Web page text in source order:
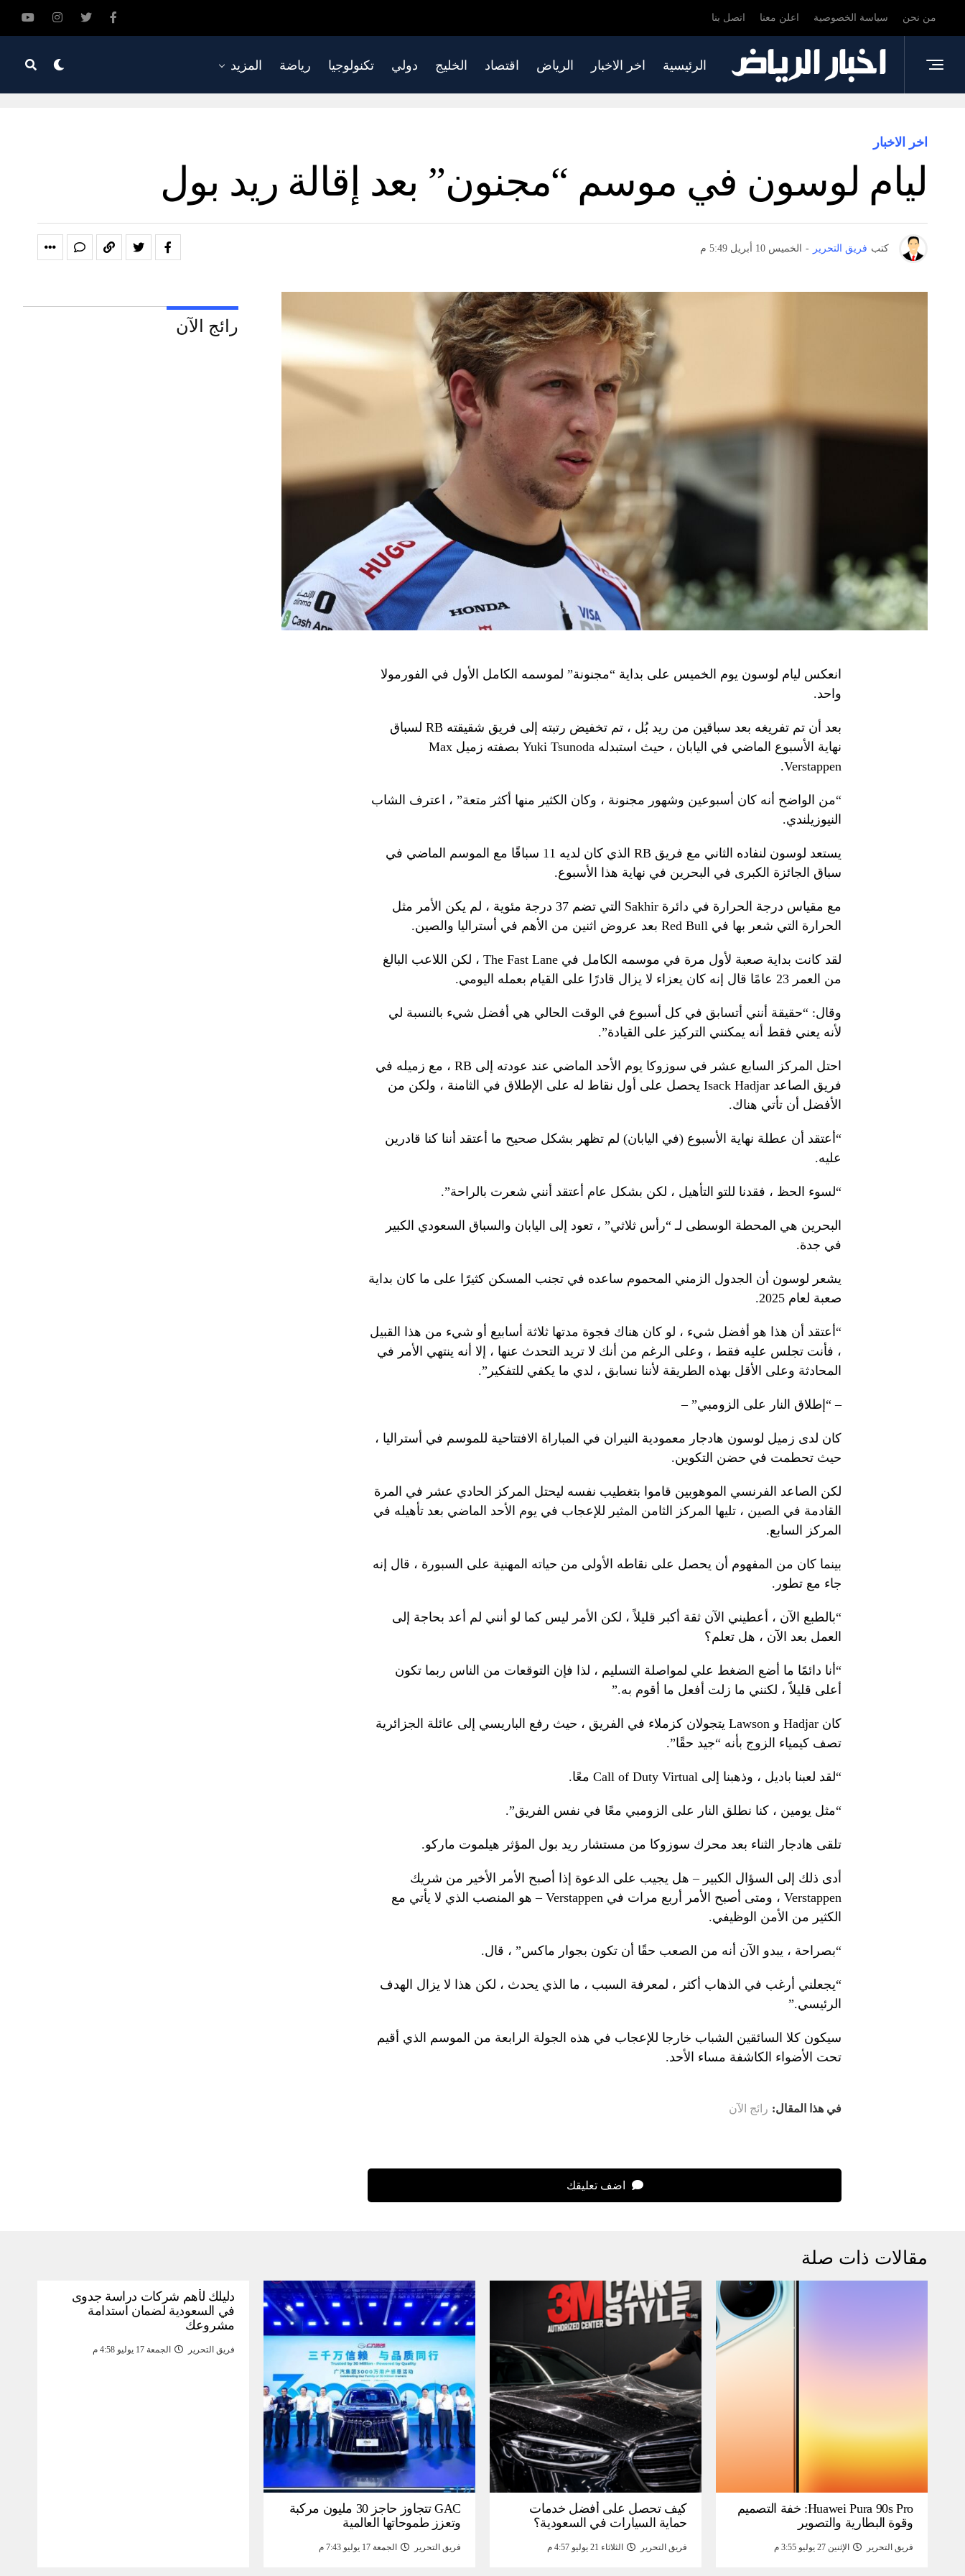
من نحن سياسة الخصوصية اعلن معنا اتصل بنا
الرئيسية اخر الاخبار الرياض اقتصاد الخليج دولي تكنولوجيا رياضة المزيد
اخر الاخبار
ليام لوسون في موسم “مجنون” بعد إقالة ريد بول
كتب فريق التحرير - الخميس 10 أبريل 5:49 م
انعكس ليام لوسون يوم الخميس على بداية “مجنونة” لموسمه الكامل الأول في الفورمولا
واحد.
بعد أن تم تفريغه بعد سباقين من ريد بُل ، تم تخفيض رتبته إلى فريق شقيقته RB لسباق
نهاية الأسبوع الماضي في اليابان ، حيث استبدله Yuki Tsunoda بصفته زميل Max
Verstappen.
“من الواضح أنه كان أسبوعين وشهور مجنونة ، وكان الكثير منها أكثر متعة” ، اعترف الشاب
النيوزيلندي.
يستعد لوسون لنفاده الثاني مع فريق RB الذي كان لديه 11 سباقًا مع الموسم الماضي في
سباق الجائزة الكبرى في البحرين في نهاية هذا الأسبوع.
مع مقياس درجة الحرارة في دائرة Sakhir التي تضم 37 درجة مئوية ، لم يكن الأمر مثل
الحرارة التي شعر بها في Red Bull بعد عروض اثنين من الأهم في أستراليا والصين.
لقد كانت بداية صعبة لأول مرة في موسمه الكامل في The Fast Lane ، لكن اللاعب البالغ
من العمر 23 عامًا قال إنه كان يعزاء لا يزال قادرًا على القيام بعمله اليومي.
وقال: “حقيقة أنني أتسابق في كل أسبوع في الوقت الحالي هي أفضل شيء بالنسبة لي
لأنه يعني فقط أنه يمكنني التركيز على القيادة”.
احتل المركز السابع عشر في سوزوكا يوم الأحد الماضي عند عودته إلى RB ، مع زميله في
فريق الصاعد Isack Hadjar يحصل على أول نقاط له على الإطلاق في الثامنة ، ولكن من
الأفضل أن تأتي هناك.
“أعتقد أن عطلة نهاية الأسبوع (في اليابان) لم تظهر بشكل صحيح ما أعتقد أننا كنا قادرين
عليه.
“لسوء الحظ ، فقدنا للتو التأهيل ، لكن بشكل عام أعتقد أنني شعرت بالراحة”.
البحرين هي المحطة الوسطى لـ “رأس ثلاثي” ، تعود إلى اليابان والسباق السعودي الكبير
في جدة.
يشعر لوسون أن الجدول الزمني المحموم ساعده في تجنب المسكن كثيرًا على ما كان بداية
صعبة لعام 2025.
“أعتقد أن هذا هو أفضل شيء ، لو كان هناك فجوة مدتها ثلاثة أسابيع أو شيء من هذا القبيل
، فأنت تجلس عليه فقط ، وعلى الرغم من أنك لا تريد التحدث عنها ، إلا أنه ينتهي الأمر في
المحادثة وعلى الأقل بهذه الطريقة لأننا نسابق ، لدي ما يكفي للتفكير”.
– “إطلاق النار على الزومبي” –
كان لدى زميل لوسون هادجار معمودية النيران في المباراة الافتتاحية للموسم في أستراليا ،
حيث تحطمت في حضن التكوين.
لكن الصاعد الفرنسي الموهوبين قاموا بتغطيب نفسه ليحتل المركز الحادي عشر في المرة
القادمة في الصين ، تليها المركز الثامن المثير للإعجاب في يوم الأحد الماضي بعد تأهيله في
المركز السابع.
بينما كان من المفهوم أن يحصل على نقاطه الأولى من حياته المهنية على السبورة ، قال إنه
جاء مع تطور.
“بالطبع الآن ، أعطيني الآن ثقة أكبر قليلاً ، لكن الأمر ليس كما لو أنني لم أعد بحاجة إلى
العمل بعد الآن ، هل تعلم؟
“أنا دائمًا ما أضع الضغط علي لمواصلة التسليم ، لذا فإن التوقعات من الناس ربما تكون
أعلى قليلاً ، لكنني ما زلت أفعل ما أقوم به.”
كان Hadjar و Lawson يتجولان كزملاء في الفريق ، حيث رفع الباريسي إلى عائلة الجزائرية
تصف كيمياء الزوج بأنه “جيد حقًا”.
“لقد لعبنا باديل ، وذهبنا إلى Call of Duty Virtual معًا.
“مثل يومين ، كنا نطلق النار على الزومبي معًا في نفس الفريق”.
تلقى هادجار الثناء بعد محرك سوزوكا من مستشار ريد بول المؤثر هيلموت ماركو.
أدى ذلك إلى السؤال الكبير – هل يجيب على الدعوة إذا أصبح الأمر الأخير من شريك
Verstappen ، ومتى أصبح الأمر أربع مرات في Verstappen – هو المنصب الذي لا يأتي مع
الكثير من الأمن الوظيفي.
“بصراحة ، يبدو الآن أنه من الصعب حقًا أن تكون بجوار ماكس” ، قال.
“يجعلني أرغب في الذهاب أكثر ، لمعرفة السبب ، ما الذي يحدث ، لكن هذا لا يزال الهدف
الرئيسي.”
سيكون كلا السائقين الشباب خارجا للإعجاب في هذه الجولة الرابعة من الموسم الذي أقيم
تحت الأضواء الكاشفة مساء الأحد.
في هذا المقال: رائج الآن
اضف تعليقك
رائج الآن
مقالات ذات صلة
Huawei Pura 90s Pro: خفة التصميم
وقوة البطارية والتصوير
فريق التحرير الإثنين 27 يوليو 3:55 م
كيف تحصل على أفضل خدمات
حماية السيارات في السعودية؟
فريق التحرير الثلاثاء 21 يوليو 4:57 م
GAC تتجاوز حاجز 30 مليون مركبة
وتعزز طموحاتها العالمية
فريق التحرير الجمعة 17 يوليو 7:43 م
دليلك لأهم شركات دراسة جدوى
في السعودية لضمان استدامة
مشروعك
فريق التحرير الجمعة 17 يوليو 4:58 م